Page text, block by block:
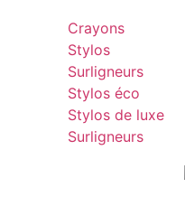
Crayons
Stylos
Surligneurs
Stylos éco
Stylos de luxe
Surligneurs